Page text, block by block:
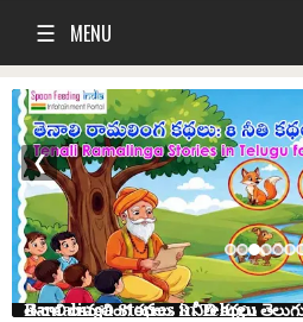
☰ MENU
తెనాలి రామలింగ కథలు: 8 నీతి కథలు తెలుగు పిల్లలకు | Tenali Ramalinga Stories in Telugu
❮